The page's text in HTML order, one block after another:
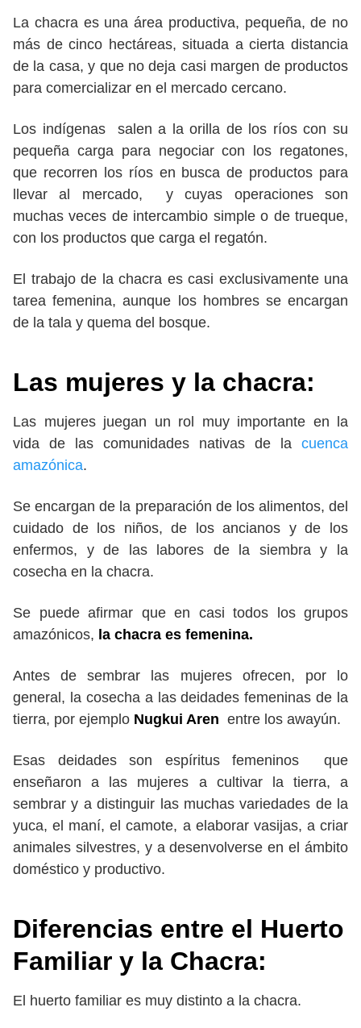
La chacra es una área productiva, pequeña, de no
más de cinco hectáreas, situada a cierta distancia
de la casa, y que no deja casi margen de productos
para comercializar en el mercado cercano.
Los indígenas salen a la orilla de los ríos con su
pequeña carga para negociar con los regatones,
que recorren los ríos en busca de productos para
llevar al mercado, y cuyas operaciones son
muchas veces de intercambio simple o de trueque,
con los productos que carga el regatón.
El trabajo de la chacra es casi exclusivamente una
tarea femenina, aunque los hombres se encargan
de la tala y quema del bosque.
Las mujeres y la chacra:
Las mujeres juegan un rol muy importante en la
vida de las comunidades nativas de la cuenca
amazónica.
Se encargan de la preparación de los alimentos, del
cuidado de los niños, de los ancianos y de los
enfermos, y de las labores de la siembra y la
cosecha en la chacra.
Se puede afirmar que en casi todos los grupos
amazónicos, la chacra es femenina.
Antes de sembrar las mujeres ofrecen, por lo
general, la cosecha a las deidades femeninas de la
tierra, por ejemplo Nugkui Aren entre los awayún.
Esas deidades son espíritus femeninos que
enseñaron a las mujeres a cultivar la tierra, a
sembrar y a distinguir las muchas variedades de la
yuca, el maní, el camote, a elaborar vasijas, a criar
animales silvestres, y a desenvolverse en el ámbito
doméstico y productivo.
Diferencias entre el Huerto
Familiar y la Chacra:
El huerto familiar es muy distinto a la chacra.